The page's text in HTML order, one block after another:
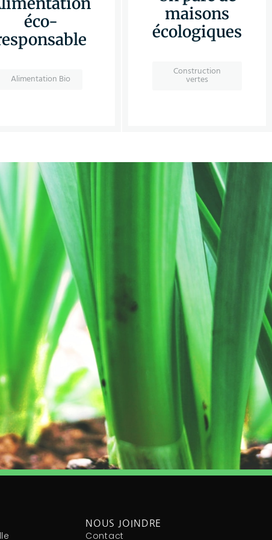
éco-
Alimentation Bio
maisons
écologiques
Construction
vertes
NOUS JOINDRE
Contact